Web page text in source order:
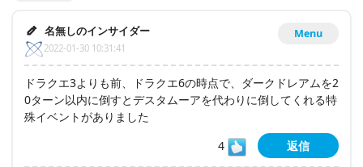
Menu
名無しのインサイダー
2022-01-30 10:31:41
ドラクエ3よりも前、ドラクエ6の時点で、ダークドレアムを2
0ターン以内に倒すとデスタムーアを代わりに倒してくれる特
殊イベントがありました
4
返信